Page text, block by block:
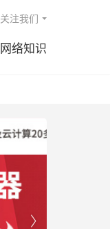
网络知识
关注我们
